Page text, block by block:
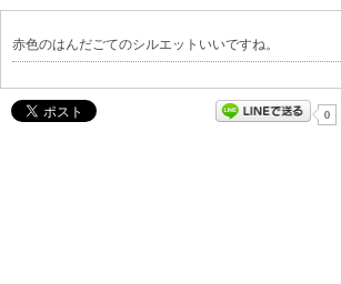
赤色のはんだごてのシルエットいいですね。
0